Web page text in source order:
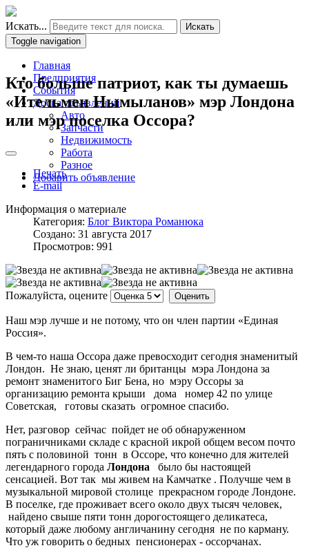
Искать...
Искать
Toggle navigation
Главная
Предприятия
События
Доска объявлений
Авто
Запчасти
Недвижимость
Работа
Разное
Добавить объявление
Кто больше патриот, как ты думаешь
«Ительмен Нымыланов» мэр Лондона
или мэр поселка Оссора?
Печать
E-mail
Информация о материале
Категория: Блог Виктора Романюка
Создано: 31 августа 2017
Просмотров: 991
Пожалуйста, оцените
Наш мэр лучше и не потому, что он член партии «Единая
Россия».
В чем-то наша Оссора даже превосходит сегодня знаменитый
Лондон. Не знаю, ценят ли британцы мэра Лондона за
ремонт знаменитого Биг Бена, но мэру Оссоры за
организацию ремонта крыши дома номер 42 по улице
Советская, готовы сказать огромное спасибо.
Нет, разговор сейчас пойдет не об обнаруженном
пограничниками складе с красной икрой общем весом почто
пять с половиной тонн в Оссоре, что конечно для жителей
легендарного города Лондона было бы настоящей
сенсацией. Вот так мы живем на Камчатке . Получше чем в
музыкальной мировой столице прекрасном городе Лондоне.
В поселке, где проживает всего около двух тысяч человек,
найдено свыше пяти тонн дорогостоящего деликатеса,
который даже любому англичанину сегодня не по карману.
Что уж говорить о бедных пенсионерах - оссорчанах.